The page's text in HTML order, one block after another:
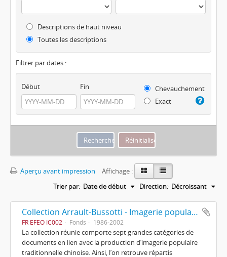
Descriptions de haut niveau
Toutes les descriptions
Filtrer par dates :
Début Fin
Chevauchement
Exact
Aperçu avant impression
Affichage :
Trier par: Date de début Direction: Décroissant
Collection Arrault-Bussotti - Imagerie populaire chinoise
FR EFEO IC002 Fonds 1986-2002
La collection réunie comporte sept grandes catégories de
documents en lien avec la production d’imagerie populaire
traditionnelle chinoise. Ainsi, l’on retrouve répartis